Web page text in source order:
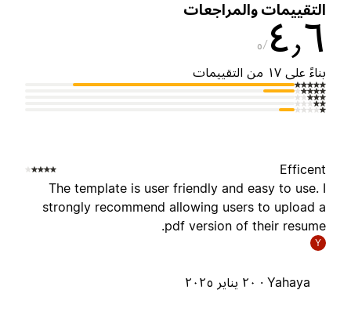
والمراجعات
٥
على ١٧ من التقييمات
The template is user friendly and easy to use.
strongly recommend allowing users to upload
pdf version of their
Yahaya · ٢٠ يناير ٢٠٢٥